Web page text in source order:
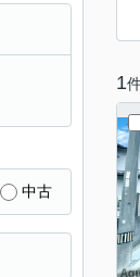
1
中古